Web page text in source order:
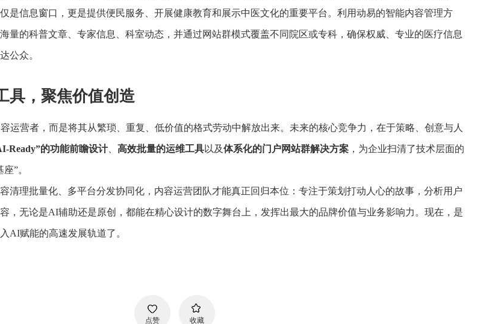
是信息窗口，更是提供便民服务、开展健康教育和展示中医文化的重要平台。利用动易的智能内容管理方
量的科普文章、专家信息、科室动态，并通过网站群模式覆盖不同院区或专科，确保权威、专业的医疗信息
公众。
具，聚焦价值创造
运营者，而是将其从繁琐、重复、低价值的格式劳动中解放出来。未来的核心竞争力，在于策略、创意与人
Ready”的功能前瞻设计、 高效批量的运维工具以及体系化的门户网站群解决方案 ，为企业扫清了技术层面的
”。
清理批量化、多平台分发协同化，内容运营团队才能真正回归本位：专注于策划打动人心的故事，分析用户
，无论是AI辅助还是原创，都能在精心设计的数字舞台上，发挥出最大的品牌价值与业务影响力。现在，是
AI赋能的高速发展轨道了。
点赞 收藏